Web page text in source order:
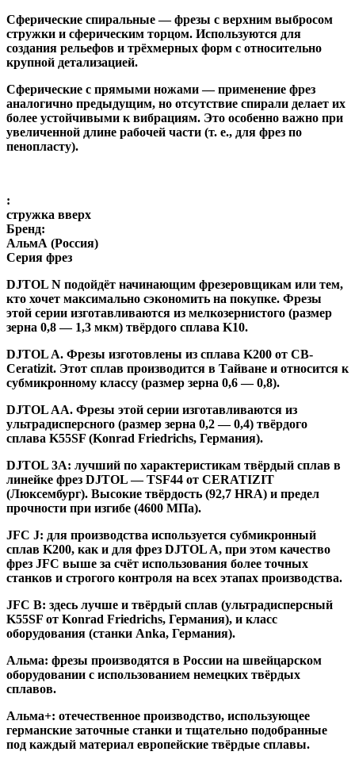
Сферические спиральные— фрезы с верхним выбросом
стружки и сферическим торцом. Используются для
создания рельефов и трёхмерных форм с относительно
крупной детализацией.
Сферические с прямыми ножами— применение фрез
аналогично предыдущим, но отсутствие спирали делает их
более устойчивыми к вибрациям. Это особенно важно при
увеличенной длине рабочей части (т. е., для фрез по
пенопласту).
:
стружка вверх
Бренд:
АльмА (Россия)
Серия фрез
DJTOL N подойдёт начинающим фрезеровщикам или тем,
кто хочет максимально сэкономить на покупке. Фрезы
этой серии изготавливаются из мелкозернистого (размер
зерна 0,8 — 1,3 мкм) твёрдого сплава K10.
DJTOL A. Фрезы изготовлены из сплава K200 от CB-
Ceratizit. Этот сплав производится в Тайване и относится к
субмикронному классу (размер зерна 0,6 — 0,8).
DJTOL AA. Фрезы этой серии изготавливаются из
ультрадисперсного (размер зерна 0,2 — 0,4) твёрдого
сплава K55SF (Konrad Friedrichs, Германия).
DJTOL 3A: лучший по характеристикам твёрдый сплав в
линейке фрез DJTOL — TSF44 от CERATIZIT
(Люксембург). Высокие твёрдость (92,7 HRA) и предел
прочности при изгибе (4600 МПа).
JFC J: для производства используется субмикронный
сплав K200, как и для фрез DJTOL A, при этом качество
фрез JFC выше за счёт использования более точных
станков и строгого контроля на всех этапах производства.
JFC B: здесь лучше и твёрдый сплав (ультрадисперсный
K55SF от Konrad Friedrichs, Германия), и класс
оборудования (станки Anka, Германия).
Альма: фрезы производятся в России на швейцарском
оборудовании с использованием немецких твёрдых
сплавов.
Альма+: отечественное производство, использующее
германские заточные станки и тщательно подобранные
под каждый материал европейские твёрдые сплавы.